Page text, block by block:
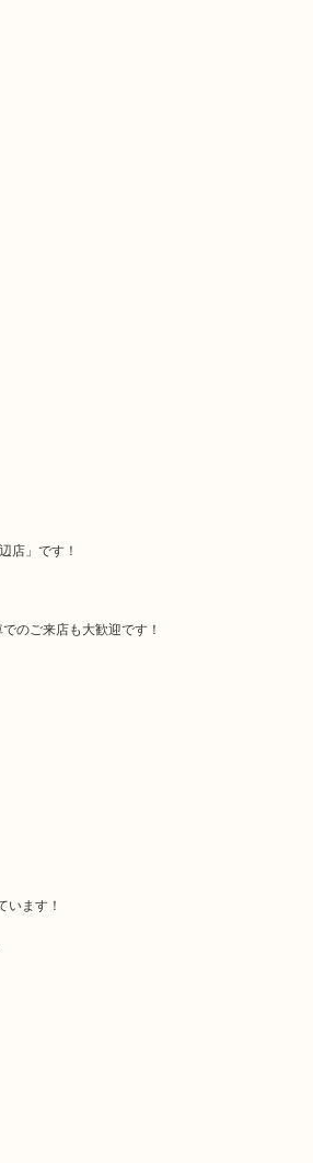
店」です！
のご来店も大歓迎です！
ます！